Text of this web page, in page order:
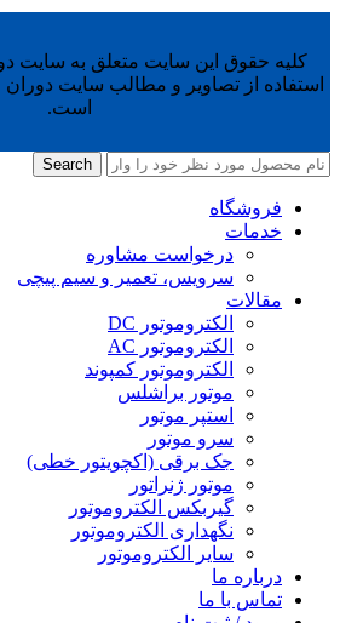
کلیه حقوق این سایت متعلق به سایت
استفاده از تصاویر و مطالب سایت دوران
است.
Search
فروشگاه
خدمات
درخواست مشاوره
سرویس، تعمیر و سیم پیچی
مقالات
الکتروموتور DC
الکتروموتور AC
الکتروموتور کمپوند
موتور براشلس
استپر موتور
سرو موتور
جک برقی (اکچویتور خطی)
موتور ژنراتور
گیربکس الکتروموتور
نگهداری الکتروموتور
سایر الکتروموتور
درباره ما
تماس با ما